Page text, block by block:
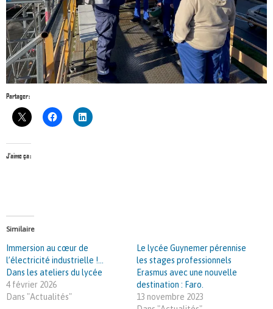
Partager :
J’aime ça :
Similaire
Immersion au cœur de
l’électricité industrielle !…
Dans les ateliers du lycée
4 février 2026
Dans "Actualités"
Le lycée Guynemer pérennise
les stages professionnels
Erasmus avec une nouvelle
destination : Faro.
13 novembre 2023